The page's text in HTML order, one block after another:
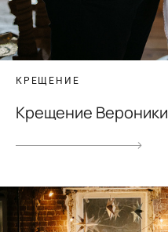
КРЕЩЕНИЕ
Крещение Вероники